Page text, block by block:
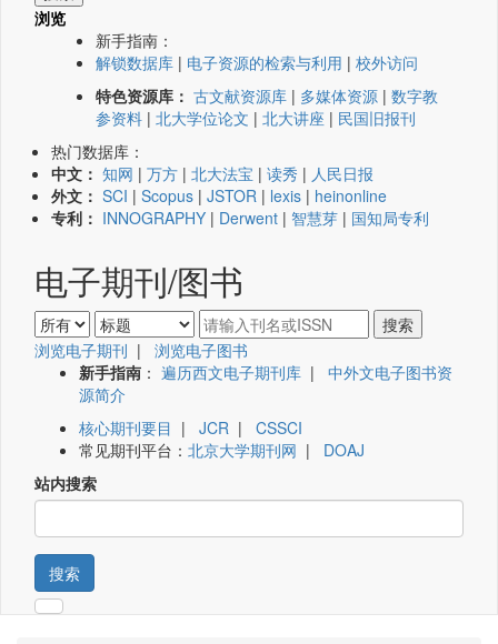
浏览
新手指南：
解锁数据库 | 电子资源的检索与利用 | 校外访问
特色资源库： 古文献资源库 | 多媒体资源 | 数字教
参资料 | 北大学位论文 | 北大讲座 | 民国旧报刊
热门数据库：
中文： 知网 | 万方 | 北大法宝 | 读秀 | 人民日报
外文： SCI | Scopus | JSTOR | lexis | heinonline
专利： INNOGRAPHY | Derwent | 智慧芽 | 国知局专利
电子期刊/图书
浏览电子期刊 | 浏览电子图书
新手指南 ： 遍历西文电子期刊库 | 中外文电子图书资
源简介
核心期刊要目 | JCR | CSSCI
常见期刊平台： 北京大学期刊网 | DOAJ
站内搜索
搜索